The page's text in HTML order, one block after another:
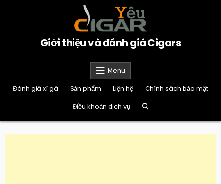
Giới thiệu và đánh giá Cigars
Menu
Đánh giá xì gà
Sản phẩm Liện hệ
Chính sách bảo mật
Điều khoản dịch vụ